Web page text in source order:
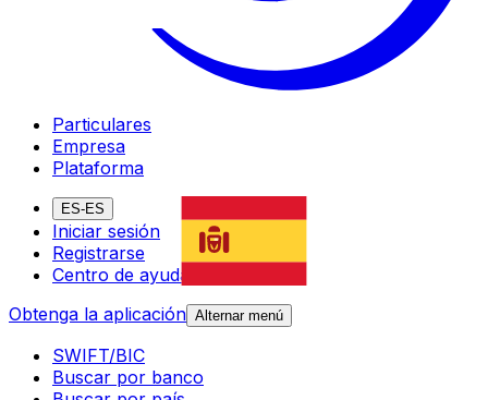
Particulares
Empresa
Plataforma
ES-ES
Iniciar sesión
Registrarse
Centro de ayuda
Obtenga la aplicación Alternar menú
SWIFT/BIC
Buscar por banco